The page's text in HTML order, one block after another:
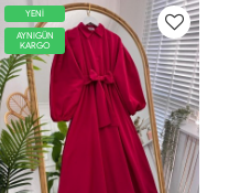
AYNIGÜN
KARGO